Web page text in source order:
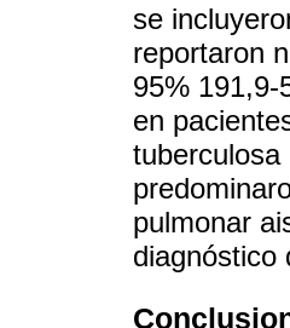
se
reportaron
95% 191,9-
en
pulmonar
diagnóstico